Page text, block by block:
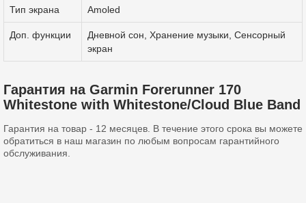
Тип экрана Amoled
Доп. функции
Дневной сон, Хранение музыки, Сенсорный
экран
Гарантия на Garmin Forerunner 170
Whitestone with Whitestone/Cloud Blue Band
Гарантия на товар - 12 месяцев. В течение этого срока вы можете
обратиться в наш магазин по любым вопросам гарантийного
обслуживания.